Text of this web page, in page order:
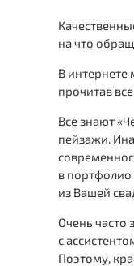
на что
В интернете
прочитав
Все знают
пейзажи.
в портфолио
из Вашей
Очень часто
с
Поэтому,